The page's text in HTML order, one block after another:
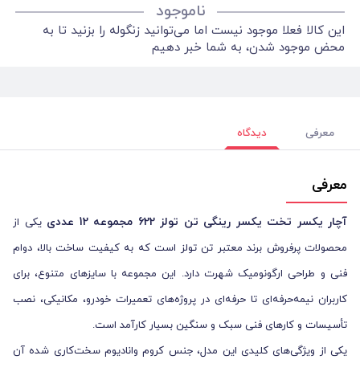
ناموجود
این کالا فعلا موجود نیست اما می‌توانید زنگوله را بزنید تا به
محض موجود شدن، به شما خبر دهیم
معرفی دیدگاه
معرفی
آچار یکسر تخت یکسر رینگی تن تولز 622 مجموعه 12 عددی
یکی از
محصولات پرفروش برند معتبر تن تولز است که به کیفیت ساخت بالا، دوام
فنی و طراحی ارگونومیک شهرت دارد. این مجموعه با سایزهای متنوع، برای
کاربران نیمه‌حرفه‌ای تا حرفه‌ای در پروژه‌های تعمیرات خودرو، مکانیکی، نصب
تأسیسات و کارهای فنی سبک و سنگین بسیار کارآمد است.
یکی از ویژگی‌های کلیدی این مدل، جنس کروم وانادیوم سخت‌کاری شده آن